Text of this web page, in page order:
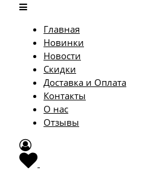
Главная
Новинки
Новости
Скидки
Доставка и Оплата
Контакты
О нас
Отзывы